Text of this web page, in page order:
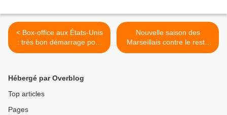
< Box-office aux États-Unis
: très bon démarrage pour
Candyman, large leader.
Nouvelle saison des
Marseillais contre le reste
du monde, dès ce lundi sur
Hébergé par Overblog
Top articles
Pages